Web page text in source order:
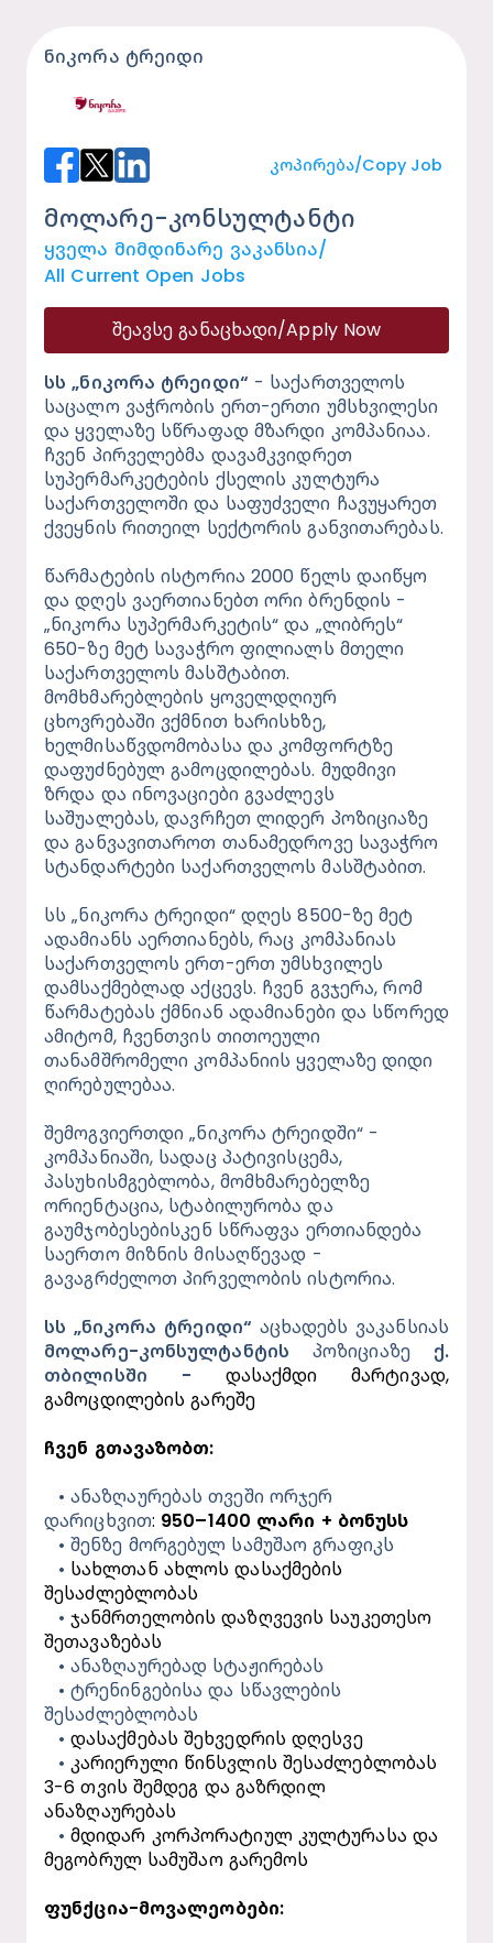
ნიკორა ტრეიდი
Კოპირება/Copy Job
მოლარე-კონსულტანტი
Ყველა Მიმდინარე Ვაკანსია/
All Current Open Jobs
შეავსე განაცხადი/Apply Now
სს „ნიკორა ტრეიდი“ - საქართველოს
საცალო ვაჭრობის ერთ-ერთი უმსხვილესი
და ყველაზე სწრაფად მზარდი კომპანიაა.
ჩვენ პირველებმა დავამკვიდრეთ
სუპერმარკეტების ქსელის კულტურა
საქართველოში და საფუძველი ჩავუყარეთ
ქვეყნის რითეილ სექტორის განვითარებას.
წარმატების ისტორია 2000 წელს დაიწყო
და დღეს ვაერთიანებთ ორი ბრენდის -
„ნიკორა სუპერმარკეტის“ და „ლიბრეს“
650-ზე მეტ სავაჭრო ფილიალს მთელი
საქართველოს მასშტაბით.
მომხმარებლების ყოველდღიურ
ცხოვრებაში ვქმნით ხარისხზე,
ხელმისაწვდომობასა და კომფორტზე
დაფუძნებულ გამოცდილებას. მუდმივი
ზრდა და ინოვაციები გვაძლევს
საშუალებას, დავრჩეთ ლიდერ პოზიციაზე
და განვავითაროთ თანამედროვე სავაჭრო
სტანდარტები საქართველოს მასშტაბით.
სს „ნიკორა ტრეიდი“ დღეს 8500-ზე მეტ
ადამიანს აერთიანებს, რაც კომპანიას
საქართველოს ერთ-ერთ უმსხვილეს
დამსაქმებლად აქცევს. ჩვენ გვჯერა, რომ
წარმატებას ქმნიან ადამიანები და სწორედ
ამიტომ, ჩვენთვის თითოეული
თანამშრომელი კომპანიის ყველაზე დიდი
ღირებულებაა.
შემოგვიერთდი „ნიკორა ტრეიდში“ -
კომპანიაში, სადაც პატივისცემა,
პასუხისმგებლობა, მომხმარებელზე
ორიენტაცია, სტაბილურობა და
გაუმჯობესებისკენ სწრაფვა ერთიანდება
საერთო მიზნის მისაღწევად -
გავაგრძელოთ პირველობის ისტორია.
სს „ნიკორა ტრეიდი“
მოლარე-კონსულტანტის პოზიციაზე ქ.
თბილისში
- დასაქმდი მარტივად,
გამოცდილების გარეშე
ჩვენ გთავაზობთ:
ანაზღაურებას თვეში ორჯერ
დარიცხვით: 950–1400 ლარი + ბონუსს
შენზე მორგებულ სამუშაო გრაფიკს
სახლთან ახლოს დასაქმების
შესაძლებლობას
ჯანმრთელობის დაზღვევის საუკეთესო
შეთავაზებას
ანაზღაურებად სტაჟირებას
ტრენინგებისა და სწავლების
შესაძლებლობას
დასაქმებას შეხვედრის დღესვე
კარიერული წინსვლის შესაძლებლობას
3-6 თვის შემდეგ და გაზრდილ
ანაზღაურებას
მდიდარ კორპორატიულ კულტურასა და
მეგობრულ სამუშაო გარემოს
ფუნქცია-მოვალეობები: